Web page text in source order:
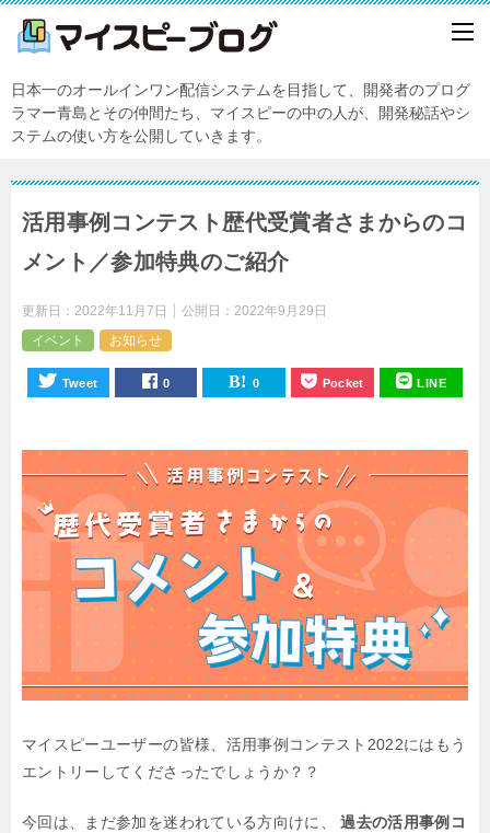
日本一のオールインワン配信システムを目指して、開発者のプログ
ラマー青島とその仲間たち、マイスピーの中の人が、開発秘話やシ
ステムの使い方を公開していきます。
活用事例コンテスト歴代受賞者さまからのコ
メント／参加特典のご紹介
更新日： 2022年11月7日 公開日： 2022年9月29日
イベント
お知らせ
Tweet 0 0 Pocket LINE
マイスピーユーザーの皆様、活用事例コンテスト2022には もう
エントリーしてくださったでしょうか？？
今回は、まだ参加を迷われている方向けに、
過去の活用事例コ